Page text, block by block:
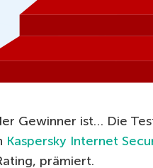
Gewinner ist… Die
Kaspersky Internet
prämiert.